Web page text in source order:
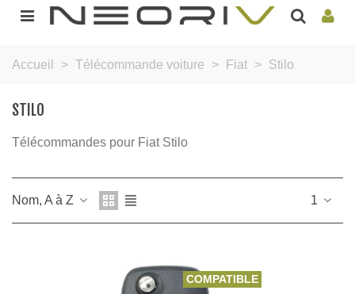
Accueil > Télécommande voiture > Fiat > Stilo
STILO
Télécommandes pour Fiat Stilo
Nom, A à Z 1
COMPATIBLE